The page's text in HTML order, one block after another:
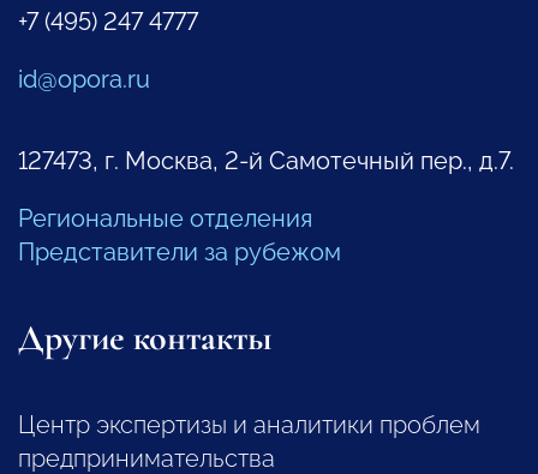
+7 (495) 247 4777
id@opora.ru
127473, г. Москва, 2-й Самотечный пер., д.7.
Региональные отделения
Представители за рубежом
Другие контакты
Центр экспертизы и аналитики проблем
предпринимательства